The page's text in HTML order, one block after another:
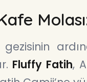
gezisinin
Fluffy Fatih,